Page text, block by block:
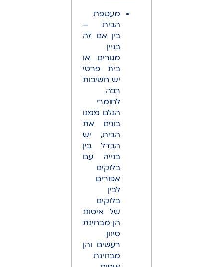
מעטפת
הבית –
בין אם זה
בניין
מגורים או
בית פרטי
יש חשיבות
רבה
לחומרי
הגלם ממנו
בונים את
הבית, יש
הבדל בין
בנייה עם
בלוקים
אפורים
לבין
בלוקים
של איטונג
הן מבחינת
סינון
רעשים והן
מבחינת